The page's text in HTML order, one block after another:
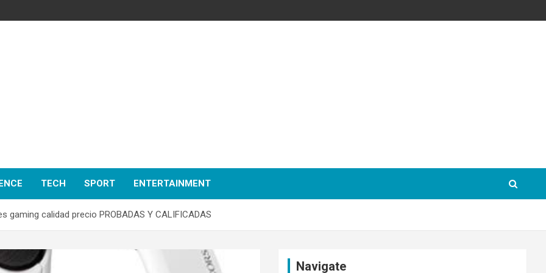
TECH SPORT ENTERTAINMENT
gaming calidad precio PROBADAS Y CALIFICADAS
Navigate